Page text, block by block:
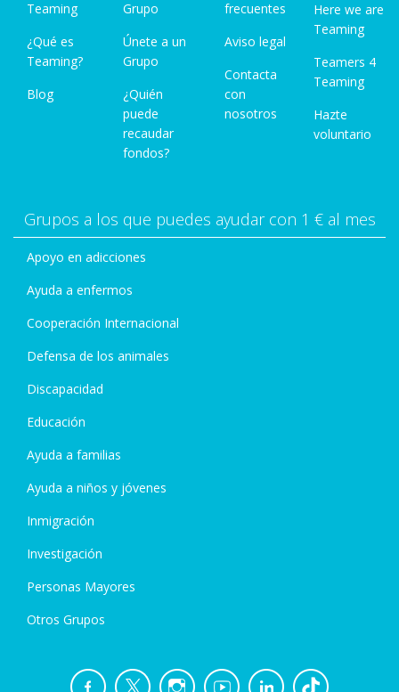
Teaming
¿Qué es
Teaming?
Blog
Grupo
Únete a un
Grupo
¿Quién
puede
recaudar
fondos?
frecuentes
Aviso legal
Contacta
con
nosotros
Here we are
Teaming
Teamers 4
Teaming
Hazte
voluntario
Grupos a los que puedes ayudar con 1 € al mes
Apoyo en adicciones
Ayuda a enfermos
Cooperación Internacional
Defensa de los animales
Discapacidad
Educación
Ayuda a familias
Ayuda a niños y jóvenes
Inmigración
Investigación
Personas Mayores
Otros Grupos